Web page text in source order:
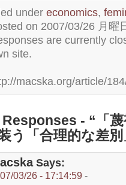
under economics,
on 2007/03/26 月曜
are currently
site.
macska.org/article/
- “「
う「合理的な差
Says:
03/26 - 17:14:59 -